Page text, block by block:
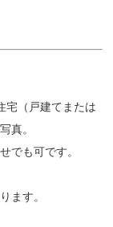
宅（戸建てまたは
真。
でも可です。
ます。